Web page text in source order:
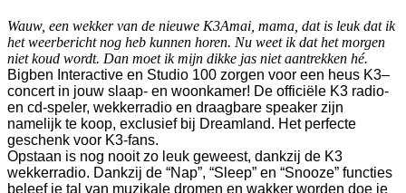
Wauw, een wekker van de nieuwe K3Amai, mama, dat is leuk dat ik
het weerbericht nog heb kunnen horen. Nu weet ik dat het morgen
niet koud wordt. Dan moet ik mijn dikke jas niet aantrekken hé.
Bigben Interactive en Studio 100 zorgen voor een heus K3–
concert in jouw slaap- en woonkamer! De officiële K3 radio-
en cd-speler, wekkerradio en draagbare speaker zijn
namelijk te koop, exclusief bij Dreamland. Het perfecte
geschenk voor K3-fans.
Opstaan is nog nooit zo leuk geweest, dankzij de K3
wekkerradio. Dankzij de “Nap”, “Sleep” en “Snooze” functies
beleef je tal van muzikale dromen en wakker worden doe je